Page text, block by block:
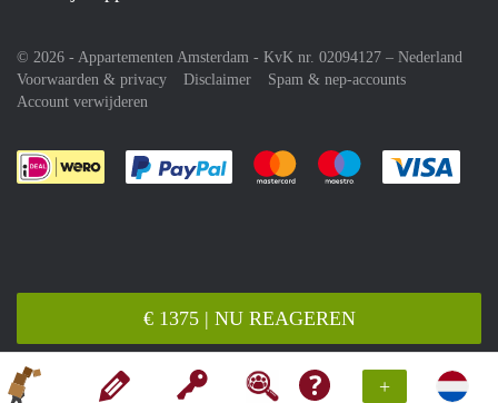
+
€ 1375 | NU REAGEREN
© 2026 - Appartementen Amsterdam - KvK nr. 02094127 – Nederland
Voorwaarden & privacy
Disclaimer
Spam & nep-accounts
Account verwijderen
Je rekent gemakkelijk af met Paypal
Je rekent gemakkelijk af met
Je rekent